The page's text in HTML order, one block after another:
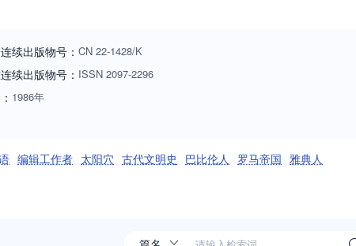
大利亚、新西兰、南非、津巴布韦、阿根廷等许多国家的100多所世
文明史杂志》。。
续出版物号： CN 22-1428/K
续出版物号 ： ISSN 2097-2296
1986年
编辑工作者 太阳穴 古代文明史 巴比伦人 罗马帝国 雅典人